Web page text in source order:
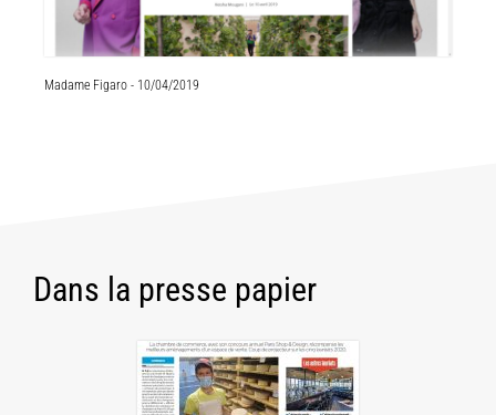
Madame Figaro - 10/04/2019
Dans la presse papier